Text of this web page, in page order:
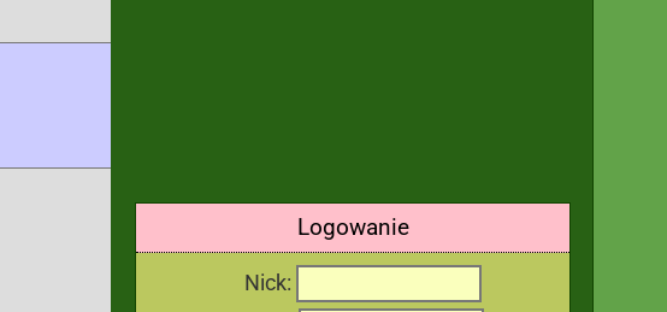
Logowanie
Nick: